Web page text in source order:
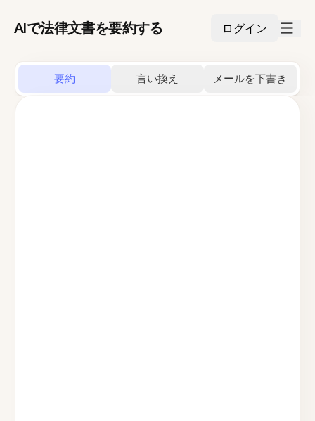
AIで法律文書を要約する ログイン
要約 言い換え メールを下書き